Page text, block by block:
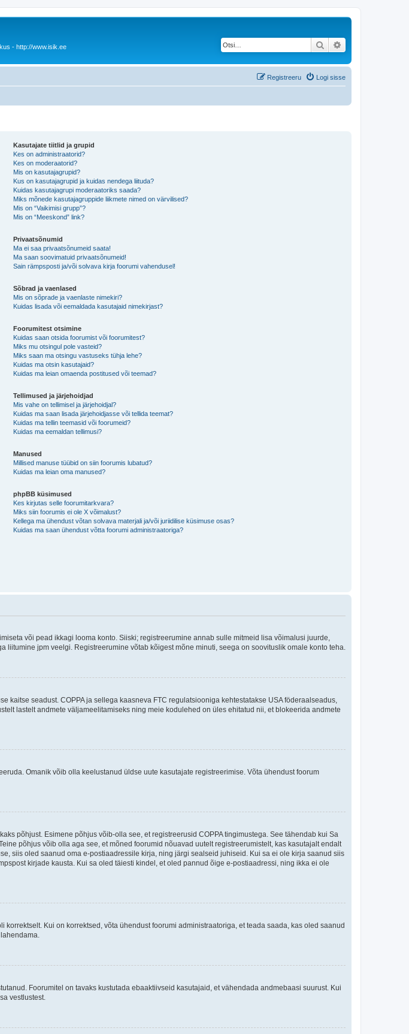
- http://www.isik.ee Otsi
Logi sisse
Registreeru
Kasutajate tiitlid ja grupid
Kes on administraatorid?
Kes on moderaatorid?
Mis on kasutajagrupid?
Kus on kasutajagrupid ja kuidas nendega liituda?
Kuidas kasutajagrupi moderaatoriks saada?
Miks mõnede kasutajagruppide liikmete nimed on värvilised?
Mis on “Vaikimisi grupp”?
Mis on “Meeskond” link?
Privaatsõnumid
Ma ei saa privaatsõnumeid saata!
Ma saan soovimatuid privaatsõnumeid!
Sain rämpsposti ja/või solvava kirja foorumi vahendusel!
Sõbrad ja vaenlased
Mis on sõprade ja vaenlaste nimekiri?
Kuidas lisada või eemaldada kasutajaid nimekirjast?
Foorumitest otsimine
Kuidas saan otsida foorumist või foorumitest?
Miks mu otsingul pole vasteid?
Miks saan ma otsingu vastuseks tühja lehe?
Kuidas ma otsin kasutajaid?
Kuidas ma leian omaenda postitused või teemad?
Tellimused ja järjehoidjad
Mis vahe on tellimisel ja järjehoidjal?
Kuidas ma saan lisada järjehoidjasse või tellida teemat?
Kuidas ma tellin teemasid või foorumeid?
Kuidas ma eemaldan tellimusi?
Manused
Millised manuse tüübid on siin foorumis lubatud?
Kuidas ma leian oma manused?
phpBB küsimused
Kes kirjutas selle foorumitarkvara?
Miks siin foorumis ei ole X võimalust?
Kellega ma ühendust võtan solvava materjali ja/või juriidilise küsimuse osas?
Kuidas ma saan ühendust võtta foorumi administraatoriga?
või pead ikkagi looma konto. Siiski; registreerumine annab sulle mitmeid lisa võimalusi juurde,
jpm veelgi. Registreerumine võtab kõigest mõne minuti, seega on soovituslik omale konto teha.
seadust. COPPA ja sellega kaasneva FTC regulatsiooniga kehtestatakse USA föderaalseadus,
lastelt andmete väljameelitamiseks ning meie kodulehed on üles ehitatud nii, et blokeerida andmete
Omanik võib olla keelustanud üldse uute kasutajate registreerimise. Võta ühendust foorum
põhjust. Esimene põhjus võib-olla see, et registreerusid COPPA tingimustega. See tähendab kui Sa
põhjus võib olla aga see, et mõned foorumid nõuavad uutelt registreerumistelt, kas kasutajalt endalt
siis oled saanud oma e-postiaadressile kirja, ning järgi sealseid juhiseid. Kui sa ei ole kirja saanud siis
kirjade kausta. Kui sa oled täiesti kindel, et oled pannud õige e-postiaadressi, ning ikka ei ole
Kui on korrektsed, võta ühendust foorumi administraatoriga, et teada saada, kas oled saanud
Foorumitel on tavaks kustutada ebaaktiivseid kasutajaid, et vähendada andmebaasi suurust. Kui
vestlustest.